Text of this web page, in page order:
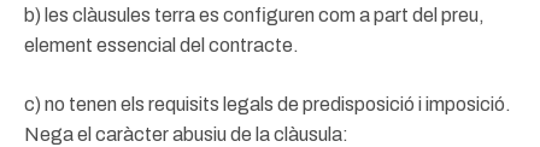
b) les clàusules terra es configuren com a part del preu,
element essencial del contracte.
c) no tenen els requisits legals de predisposició i imposició.
Nega el caràcter abusiu de la clàusula: